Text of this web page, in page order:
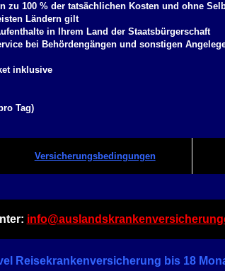
zu 100 % der tatsächlichen Kosten und ohne
Ländern gilt
in Ihrem Land der Staatsbürgerschaft
bei Behördengängen und sonstigen
inklusive
Tag)
Versicherungsbedingungen
Reisekrankenversicherung bis 18